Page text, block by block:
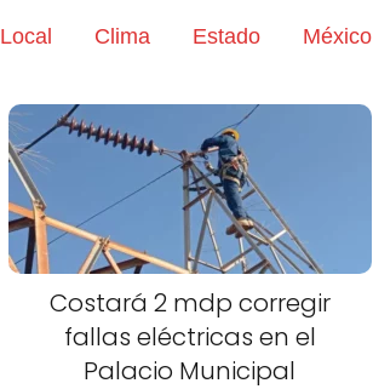
Local Clima Estado México
Costará 2 mdp corregir
fallas eléctricas en el
Palacio Municipal